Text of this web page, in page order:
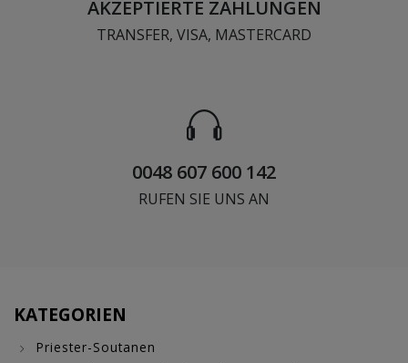
AKZEPTIERTE ZAHLUNGEN
TRANSFER, VISA, MASTERCARD
0048 607 600 142
RUFEN SIE UNS AN
KATEGORIEN
Priester-Soutanen